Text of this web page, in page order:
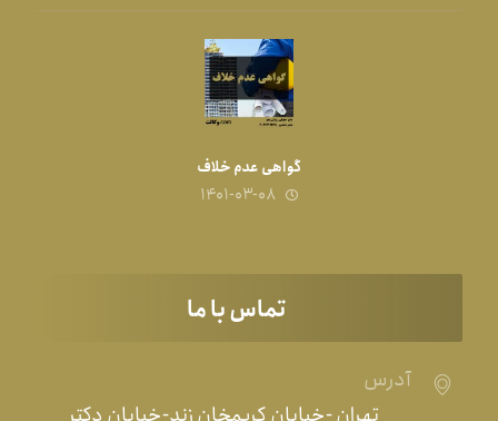
گواهی عدم خلاف
۱۴۰۱-۰۳-۰۸
تماس با ما
آدرس